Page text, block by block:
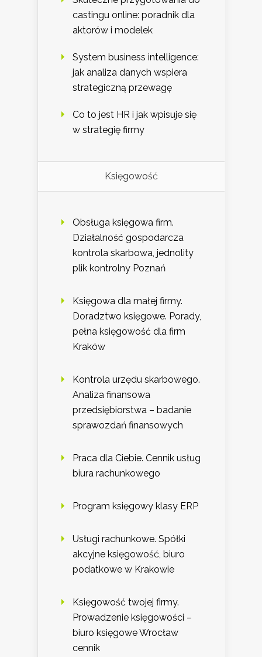
castingu online: poradnik dla
aktorów i modelek
System business intelligence:
jak analiza danych wspiera
strategiczną przewagę
Co to jest HR i jak wpisuje się
w strategię firmy
Księgowość
Obsługa księgowa firm.
Działalność gospodarcza
kontrola skarbowa, jednolity
plik kontrolny Poznań
Księgowa dla małej firmy.
Doradztwo księgowe. Porady,
pełna księgowość dla firm
Kraków
Kontrola urzędu skarbowego.
Analiza finansowa
przedsiębiorstwa – badanie
sprawozdań finansowych
Praca dla Ciebie. Cennik usług
biura rachunkowego
Program księgowy klasy ERP
Usługi rachunkowe. Spółki
akcyjne księgowość, biuro
podatkowe w Krakowie
Księgowość twojej firmy.
Prowadzenie księgowości –
biuro księgowe Wrocław
cennik